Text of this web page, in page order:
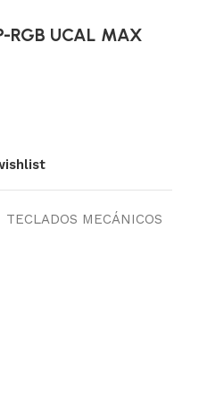
RGB UCAL MAX
TECLADOS MECÁNICOS